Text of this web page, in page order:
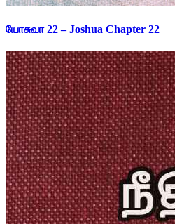
யோசுவா 22 – Joshua Chapter 22